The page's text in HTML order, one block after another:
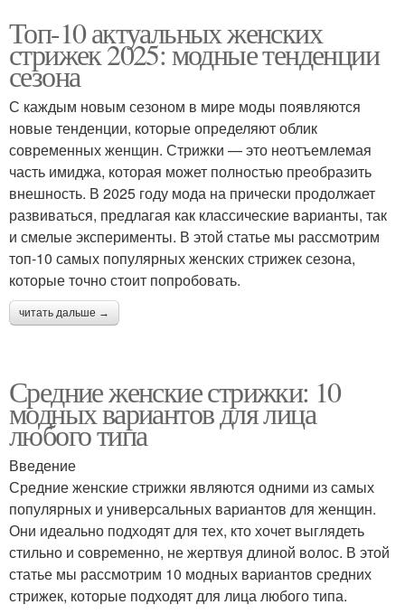
Топ-10 актуальных женских
стрижек 2025: модные тенденции
сезона
С каждым новым сезоном в мире моды появляются
новые тенденции, которые определяют облик
современных женщин. Стрижки — это неотъемлемая
часть имиджа, которая может полностью преобразить
внешность. В 2025 году мода на прически продолжает
развиваться, предлагая как классические варианты, так
и смелые эксперименты. В этой статье мы рассмотрим
топ-10 самых популярных женских стрижек сезона,
которые точно стоит попробовать.
читать дальше →
Средние женские стрижки: 10
модных вариантов для лица
любого типа
Введение
Средние женские стрижки являются одними из самых
популярных и универсальных вариантов для женщин.
Они идеально подходят для тех, кто хочет выглядеть
стильно и современно, не жертвуя длиной волос. В этой
статье мы рассмотрим 10 модных вариантов средних
стрижек, которые подходят для лица любого типа.